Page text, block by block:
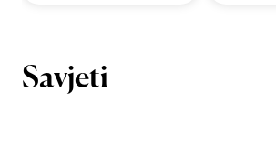
Savjeti